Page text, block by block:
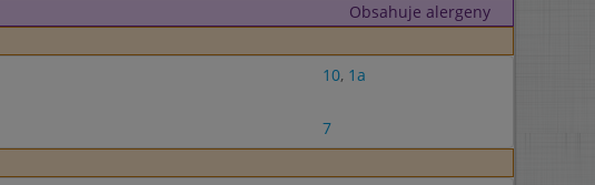
Obsahuje alergeny
10, 1a
7